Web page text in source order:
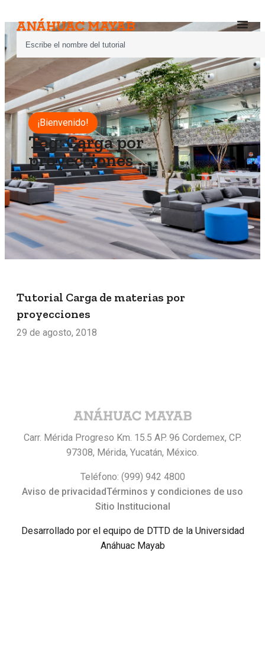
¡Bienvenido!
Tag: Carga por
proyecciones
Tutorial Carga de materias por
proyecciones
29 de agosto, 2018
Carr. Mérida Progreso Km. 15.5 AP. 96 Cordemex, CP.
97308, Mérida, Yucatán, México.
Teléfono: (999) 942 4800
Aviso de privacidadTérminos y condiciones de uso
Sitio Institucional
Desarrollado por el equipo de DTTD de la Universidad
Anáhuac Mayab